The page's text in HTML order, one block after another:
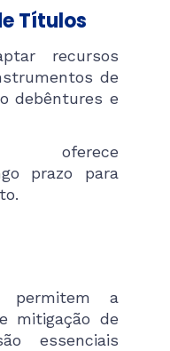
Títulos
recursos
de
debêntures e
oferece
prazo para
permitem a
mitigação de
essenciais